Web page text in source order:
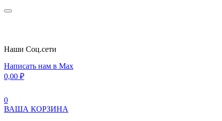
Наши Cоц.сети
Написать нам в Max
0,00 ₽
0
ВАША КОРЗИНА